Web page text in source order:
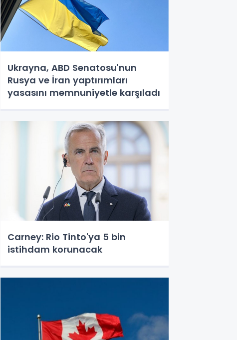
Ukrayna, ABD Senatosu'nun
Rusya ve İran yaptırımları
yasasını memnuniyetle karşıladı
Carney: Rio Tinto'ya 5 bin
istihdam korunacak